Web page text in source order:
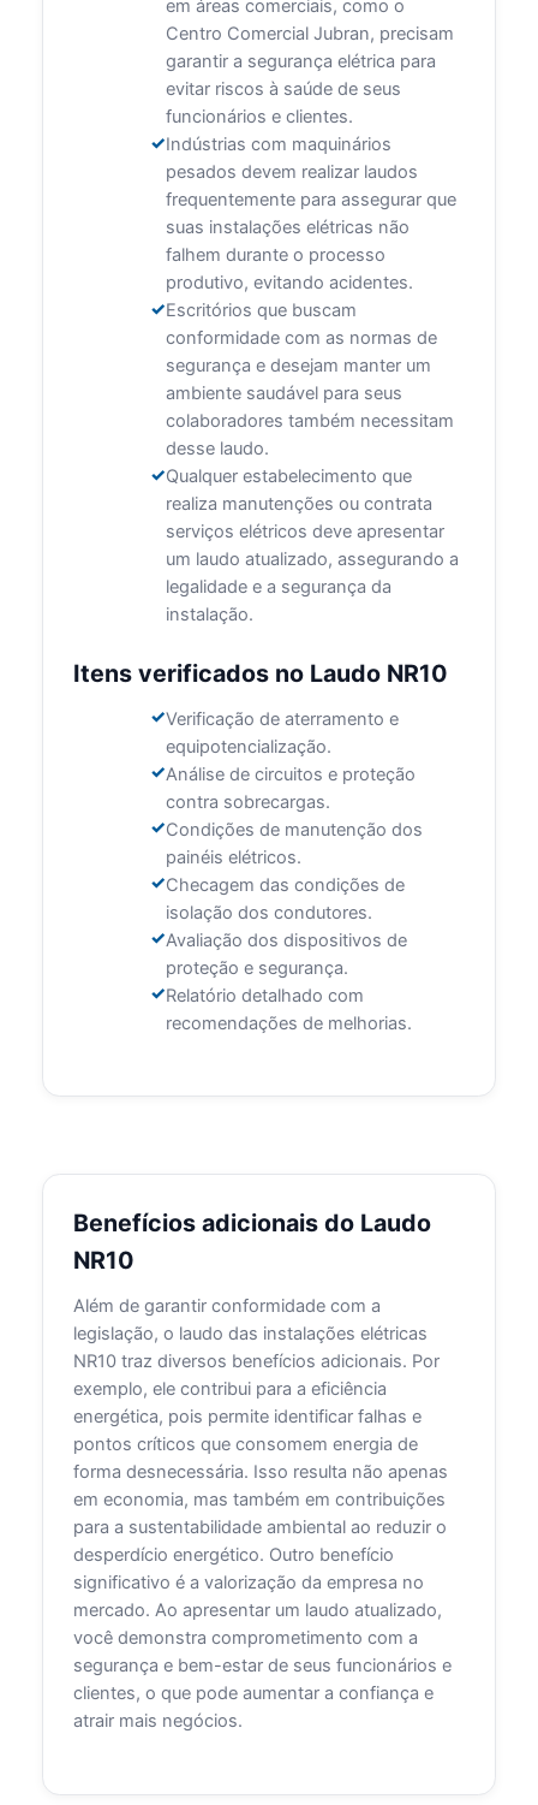
em áreas comerciais, como o
Centro Comercial Jubran, precisam
garantir a segurança elétrica para
evitar riscos à saúde de seus
funcionários e clientes.
Indústrias com maquinários
pesados devem realizar laudos
frequentemente para assegurar que
suas instalações elétricas não
falhem durante o processo
produtivo, evitando acidentes.
Escritórios que buscam
conformidade com as normas de
segurança e desejam manter um
ambiente saudável para seus
colaboradores também necessitam
desse laudo.
Qualquer estabelecimento que
realiza manutenções ou contrata
serviços elétricos deve apresentar
um laudo atualizado, assegurando a
legalidade e a segurança da
instalação.
Itens verificados no Laudo NR10
Verificação de aterramento e
equipotencialização.
Análise de circuitos e proteção
contra sobrecargas.
Condições de manutenção dos
painéis elétricos.
Checagem das condições de
isolação dos condutores.
Avaliação dos dispositivos de
proteção e segurança.
Relatório detalhado com
recomendações de melhorias.
Benefícios adicionais do Laudo
NR10
Além de garantir conformidade com a
legislação, o laudo das instalações elétricas
NR10 traz diversos benefícios adicionais. Por
exemplo, ele contribui para a eficiência
energética, pois permite identificar falhas e
pontos críticos que consomem energia de
forma desnecessária. Isso resulta não apenas
em economia, mas também em contribuições
para a sustentabilidade ambiental ao reduzir o
desperdício energético. Outro benefício
significativo é a valorização da empresa no
mercado. Ao apresentar um laudo atualizado,
você demonstra comprometimento com a
segurança e bem-estar de seus funcionários e
clientes, o que pode aumentar a confiança e
atrair mais negócios.